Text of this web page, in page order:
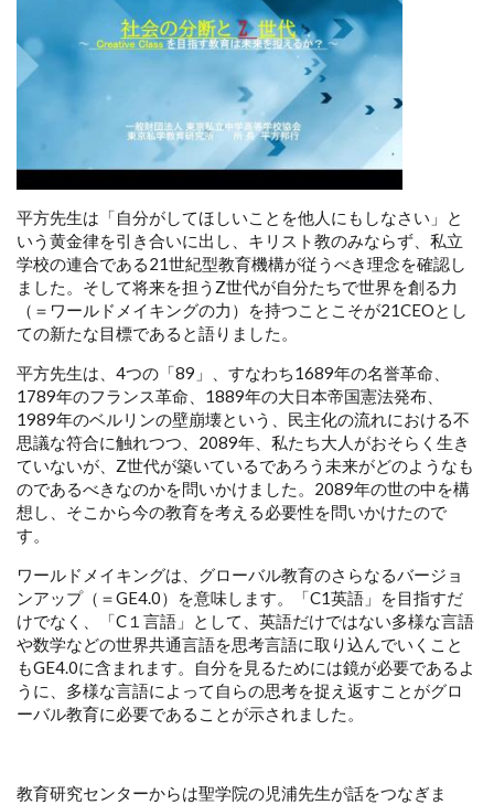
平方先生は「自分がしてほしいことを他人にもしなさい」と
いう黄金律を引き合いに出し、キリスト教のみならず、私立
学校の連合である21世紀型教育機構が従うべき理念を確認し
ました。そして将来を担うZ世代が自分たちで世界を創る力
（＝ワールドメイキングの力）を持つことこそが21CEOとし
ての新たな目標であると語りました。
平方先生は、4つの「89」、すなわち1689年の名誉革命、
1789年のフランス革命、1889年の大日本帝国憲法発布、
1989年のベルリンの壁崩壊という、民主化の流れにおける不
思議な符合に触れつつ、2089年、私たち大人がおそらく生き
ていないが、Z世代が築いているであろう未来がどのようなも
のであるべきなのかを問いかけました。2089年の世の中を構
想し、そこから今の教育を考える必要性を問いかけたので
す。
ワールドメイキングは、グローバル教育のさらなるバージョ
ンアップ（＝GE4.0）を意味します。「C1英語」を目指すだ
けでなく、「C１言語」として、英語だけではない多様な言語
や数学などの世界共通言語を思考言語に取り込んでいくこと
もGE4.0に含まれます。自分を見るためには鏡が必要であるよ
うに、多様な言語によって自らの思考を捉え返すことがグロ
ーバル教育に必要であることが示されました。
教育研究センターからは聖学院の児浦先生が話をつなぎま